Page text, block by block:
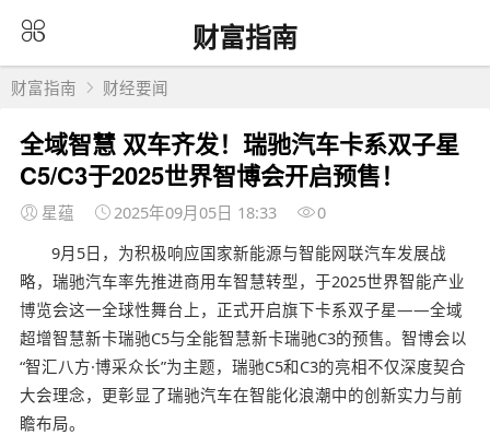
财富指南
财富指南 财经要闻
全域智慧 双车齐发！瑞驰汽车卡系双子星
C5/C3于2025世界智博会开启预售！
星蕴 2025年09月05日 18:33
0
9月5日，为积极响应国家新能源与智能网联汽车发展战
略，瑞驰汽车率先推进商用车智慧转型，于2025世界智能产业
博览会这一全球性舞台上，正式开启旗下卡系双子星——全域
超增智慧新卡瑞驰C5与全能智慧新卡瑞驰C3的预售。智博会以
“智汇八方·博采众长”为主题，瑞驰C5和C3的亮相不仅深度契合
大会理念，更彰显了瑞驰汽车在智能化浪潮中的创新实力与前
瞻布局。